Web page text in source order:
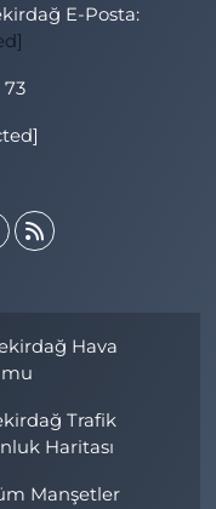
E-Posta:
73
Hava
Trafik
Haritası
Manşetler